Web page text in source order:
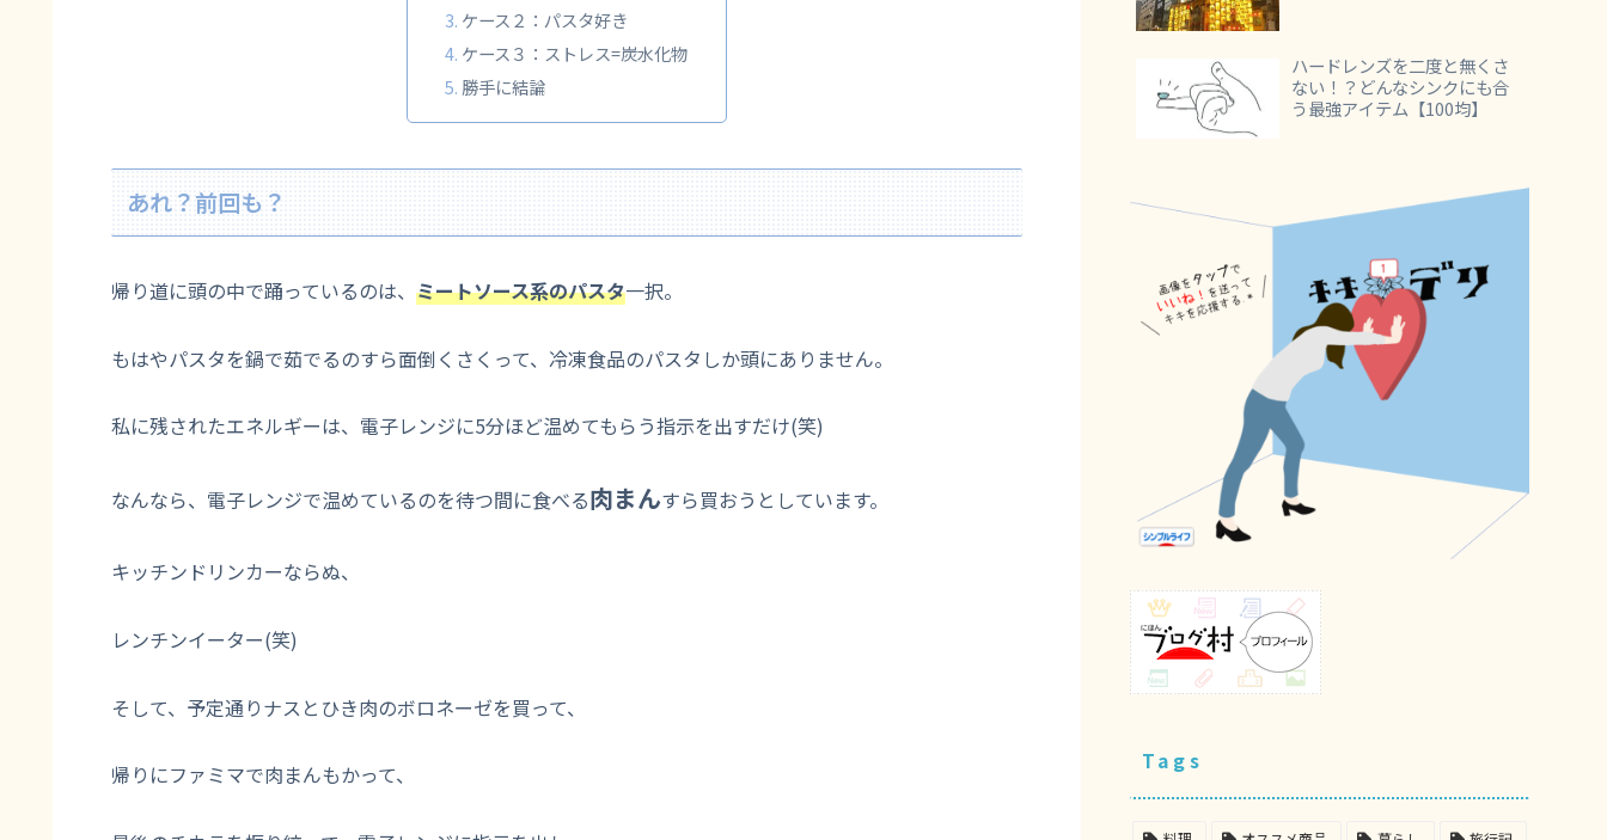
ケース２：パスタ好き
ケース３：ストレス=炭水化物
勝手に結論
あれ？前回も？
帰り道に頭の中で踊っているのは、 ミートソース系のパスタ一択。
もはやパスタを鍋で茹でるのすら面倒くさくって、冷凍食品のパスタしか頭にありません。
私に残されたエネルギーは、電子レンジに5分ほど温めてもらう指示を出すだけ(笑)
なんなら、電子レンジで温めているのを待つ間に食べる肉まんすら買おうとしています。
キッチンドリンカーならぬ、
レンチンイーター(笑)
そして、予定通りナスとひき肉のボロネーゼを買って、
帰りにファミマで肉まんもかって、
ハードレンズを二度と無くさ
ない！？どんなシンクにも合
う最強アイテム【100均】
Tags